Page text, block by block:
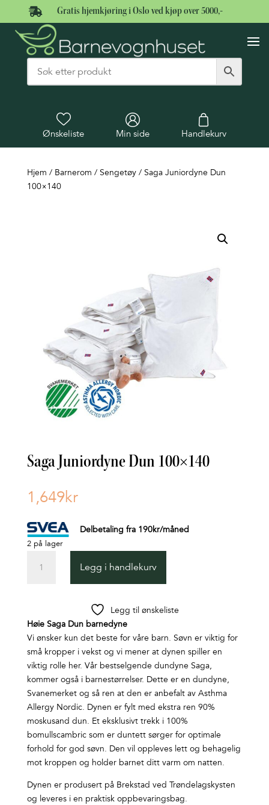
 Gratis hjemkjøring i Oslo ved kjøp over 5000,-
Ønskeliste Min side Handlekurv
Hjem / Barnerom / Sengetøy/ Saga Juniordyne Dun
100×140
Saga Juniordyne Dun 100×140
1,649kr
Delbetaling fra 190kr/måned
2 på lager
Juniordyne
Legg i handlekurv
Legg til ønskeliste
Høie Saga Dun barnedyne
Vi ønsker kun det beste for våre barn. Søvn er viktig for
små kropper i vekst og vi mener at dynen spiller en
viktig rolle her. Vår bestselgende dundyne Saga,
kommer også i barnestørrelser. Dette er en dundyne,
Svanemerket og så ren at den er anbefalt av Asthma
Allergy Nordic. Dynen er fylt med ekstra ren 90%
moskusand dun. Et eksklusivt trekk i 100%
bomullscambric som er duntett sørger for optimale
forhold for god søvn. Den vil oppleves lett og behagelig
mot kroppen og holder barnet ditt varm om natten.
Dynen er produsert på Brekstad ved Trøndelagskysten
og leveres i en praktisk oppbevaringsbag.